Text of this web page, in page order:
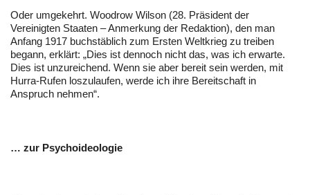
Oder umgekehrt. Woodrow Wilson (28. Präsident der
Vereinigten Staaten – Anmerkung der Redaktion), den man
Anfang 1917 buchstäblich zum Ersten Weltkrieg zu treiben
begann, erklärt: „Dies ist dennoch nicht das, was ich erwarte.
Dies ist unzureichend. Wenn sie aber bereit sein werden, mit
Hurra-Rufen loszulaufen, werde ich ihre Bereitschaft in
Anspruch nehmen“.
… zur Psychoideologie